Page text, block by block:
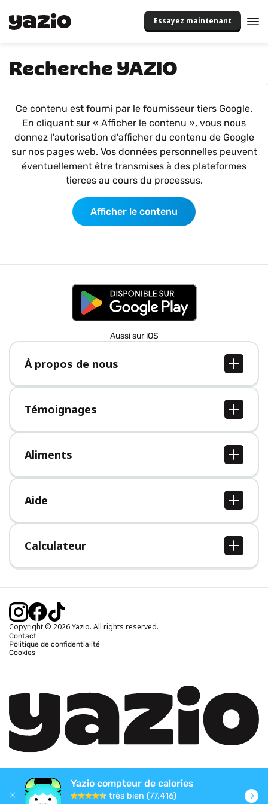
Essayez maintenant
Recherche YAZIO
Ce contenu est fourni par le fournisseur tiers Google.
En cliquant sur « Afficher le contenu », vous nous
donnez l'autorisation d'afficher du contenu de Google
sur nos pages web. Vos données personnelles peuvent
éventuellement être transmises à des plateformes
tierces au cours du processus.
Afficher le contenu
Aussi sur iOS
À propos de nous
À propos de nous
Postes
Presse
Témoignages
Tous les témoignages
Aliments
Tous les aliments
Aide
Centre d'aide
Calculateur
Calcul IMC
Calcul poids idéal
Calcul calories brûlées
Copyright © 2026 Yazio. All rights reserved.
Contact
Politique de confidentialité
Cookies
Yazio compteur de calories
très bien (77,416)